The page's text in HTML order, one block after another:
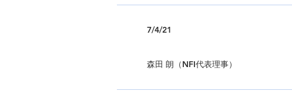
7/4/21
森田 朗（NFI代表理事）